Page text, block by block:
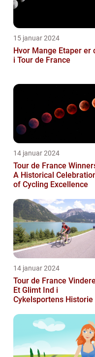
15 januar 2024
Hvor Mange Etaper er
i Tour de France
14 januar 2024
Tour de France
A Historical
of Cycling Excellence
14 januar 2024
Tour de France
Et Glimt Ind i
Cykelsportens Historie